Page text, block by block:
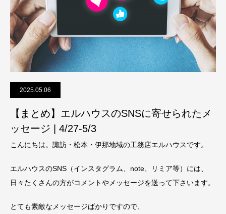
2025.05.06
【まとめ】エルハウスのSNSに寄せられたメ
ッセージ | 4/27-5/3
こんにちは。諏訪・松本・伊那地域の工務店エルハウスです。
エルハウスのSNS（インスタグラム、note、リミア等）には、
日々たくさんの方がコメントやメッセージを送って下さいます。
とても素敵なメッセージばかりですので、